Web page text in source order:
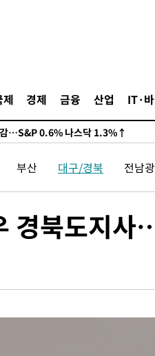
제 경제 금융 산업 IT·
감…S&P 0.6% 나스닥 1.3%↑
부산 대구/경북 전남
경북도지